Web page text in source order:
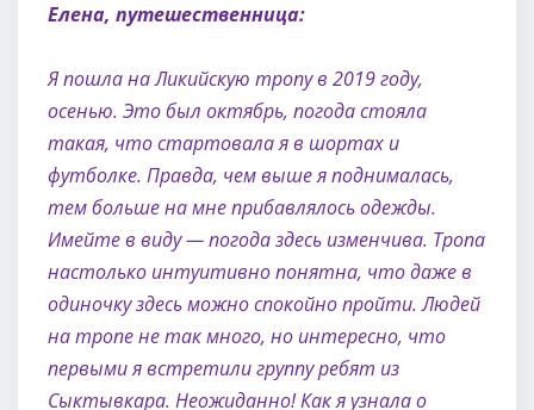
Елена, путешественница:
Я пошла на Ликийскую тропу в 2019 году,
осенью. Это был октябрь, погода стояла
такая, что стартовала я в шортах и
футболке. Правда, чем выше я поднималась,
тем больше на мне прибавлялось одежды.
Имейте в виду — погода здесь изменчива. Тропа
настолько интуитивно понятна, что даже в
одиночку здесь можно спокойно пройти. Людей
на тропе не так много, но интересно, что
первыми я встретили группу ребят из
Сыктывкара. Неожиданно! Как я узнала о